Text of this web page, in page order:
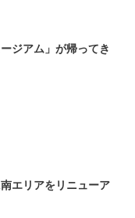
ジアム」が帰ってき
エリアをリニューア